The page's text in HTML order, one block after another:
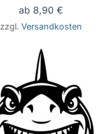
ab 8,90 €
zzgl. Versandkosten